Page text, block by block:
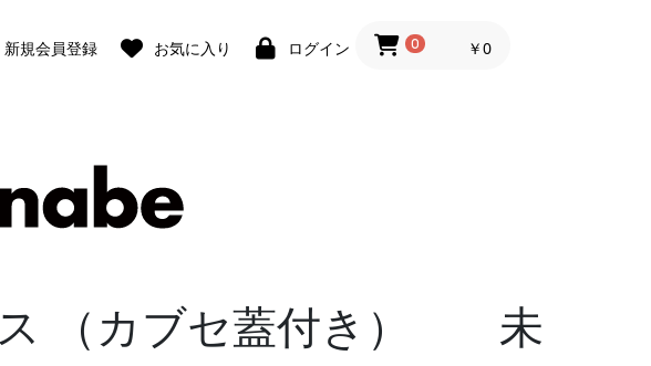
新規会員登録 お気に入り ログイン 0 ￥0
ス （カブセ蓋付き） 未